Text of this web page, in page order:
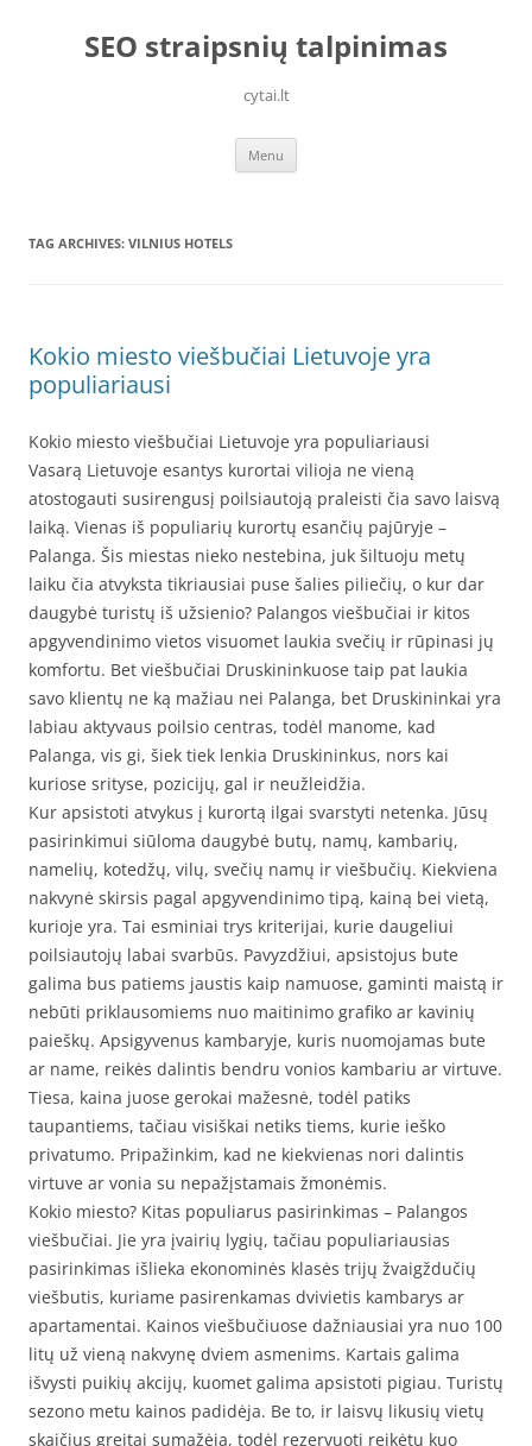
contentSEO straipsnių talpinimas
cytai.lt
Menu
TAG ARCHIVES: VILNIUS HOTELS
Kokio miesto viešbučiai Lietuvoje yra
populiariausi
Kokio miesto viešbučiai Lietuvoje yra populiariausi
Vasarą Lietuvoje esantys kurortai vilioja ne vieną
atostogauti susirengusį poilsiautoją praleisti čia savo laisvą
laiką. Vienas iš populiarių kurortų esančių pajūryje –
Palanga. Šis miestas nieko nestebina, juk šiltuoju metų
laiku čia atvyksta tikriausiai puse šalies piliečių, o kur dar
daugybė turistų iš užsienio? Palangos viešbučiai ir kitos
apgyvendinimo vietos visuomet laukia svečių ir rūpinasi jų
komfortu. Bet viešbučiai Druskininkuose taip pat laukia
savo klientų ne ką mažiau nei Palanga, bet Druskininkai yra
labiau aktyvaus poilsio centras, todėl manome, kad
Palanga, vis gi, šiek tiek lenkia Druskininkus, nors kai
kuriose srityse, pozicijų, gal ir neužleidžia.
Kur apsistoti atvykus į kurortą ilgai svarstyti netenka. Jūsų
pasirinkimui siūloma daugybė butų, namų, kambarių,
namelių, kotedžų, vilų, svečių namų ir viešbučių. Kiekviena
nakvynė skirsis pagal apgyvendinimo tipą, kainą bei vietą,
kurioje yra. Tai esminiai trys kriterijai, kurie daugeliui
poilsiautojų labai svarbūs. Pavyzdžiui, apsistojus bute
galima bus patiems jaustis kaip namuose, gaminti maistą ir
nebūti priklausomiems nuo maitinimo grafiko ar kavinių
paieškų. Apsigyvenus kambaryje, kuris nuomojamas bute
ar name, reikės dalintis bendru vonios kambariu ar virtuve.
Tiesa, kaina juose gerokai mažesnė, todėl patiks
taupantiems, tačiau visiškai netiks tiems, kurie ieško
privatumo. Pripažinkim, kad ne kiekvienas nori dalintis
virtuve ar vonia su nepažįstamais žmonėmis.
Kokio miesto? Kitas populiarus pasirinkimas – Palangos
viešbučiai. Jie yra įvairių lygių, tačiau populiariausias
pasirinkimas išlieka ekonominės klasės trijų žvaigždučių
viešbutis, kuriame pasirenkamas dvivietis kambarys ar
apartamentai. Kainos viešbučiuose dažniausiai yra nuo 100
litų už vieną nakvynę dviem asmenims. Kartais galima
išvysti puikių akcijų, kuomet galima apsistoti pigiau. Turistų
sezono metu kainos padidėja. Be to, ir laisvų likusių vietų
skaičius greitai sumažėja, todėl rezervuoti reikėtų kuo